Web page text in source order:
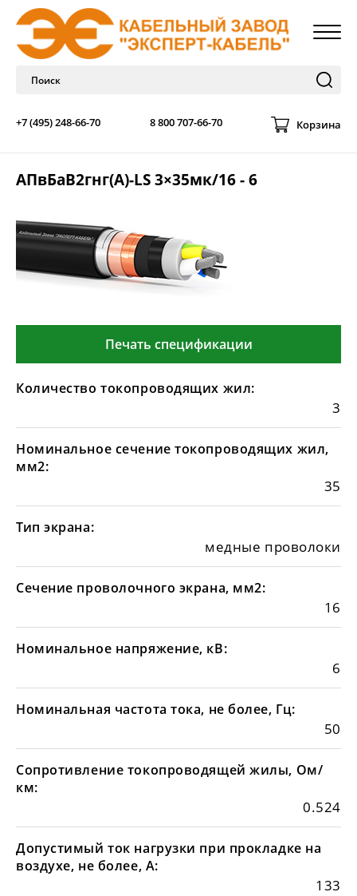
+7 (495) 248-66-70 8 800 707-66-70 Корзина
АПвБаВ2гнг(А)-LS 3×35мк/16 - 6
Печать спецификации
Количество токопроводящих жил:
3
Номинальное сечение токопроводящих жил,
мм2:
35
Тип экрана:
медные проволоки
Сечение проволочного экрана, мм2:
16
Номинальное напряжение, кВ:
6
Номинальная частота тока, не более, Гц:
50
Сопротивление токопроводящей жилы, Ом/
км:
0.524
Допустимый ток нагрузки при прокладке на
воздухе, не более, А:
133